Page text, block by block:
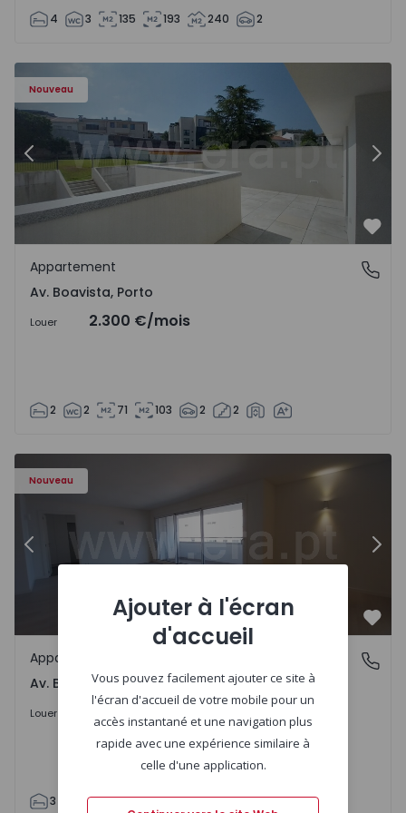
4 3 135 193 240 2
Nouveau
Appartement T2 Porto, Av. Boavista - 1575459 - 4
Précédent
Av. Boavista, Porto
Appartement
Av. Boavista, Porto
Louer 2.300 €/mois
2 2 71 103 2 2
Nouveau
Appartement T3 Porto, Av. Boavista - 1575472 - 5
Précédent
Av. Boavista, Porto
Appartement
Av. Boavista, Porto
Louer 2.300 € /mois
3 2 132 142 2 4
Ajouter à l'écran
d'accueil
Vous pouvez facilement ajouter ce site à
l'écran d'accueil de votre mobile pour un
accès instantané et une navigation plus
rapide avec une expérience similaire à
celle d'une application.